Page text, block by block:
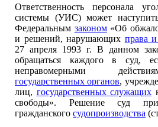
Ответственность персонала
системы (УИС) может
Федеральным законом«Об
и решений, нарушающих права
27 апреля 1993 г. В данном
обращаться каждого в суд,
неправомерными
государственных органов,
лиц, государственных служащих
свободы». Решение суд
гражданского судопроизводства